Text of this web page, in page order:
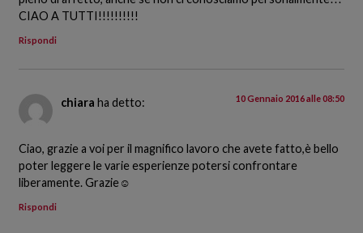
CIAO A TUTTI!!!!!!!!!!
Rispondi
chiara ha detto: 10 Gennaio 2016 alle 08:50
Ciao, grazie a voi per il magnifico lavoro che avete fatto,è bello
poter leggere le varie esperienze potersi confrontare
liberamente. Grazie☺
Rispondi